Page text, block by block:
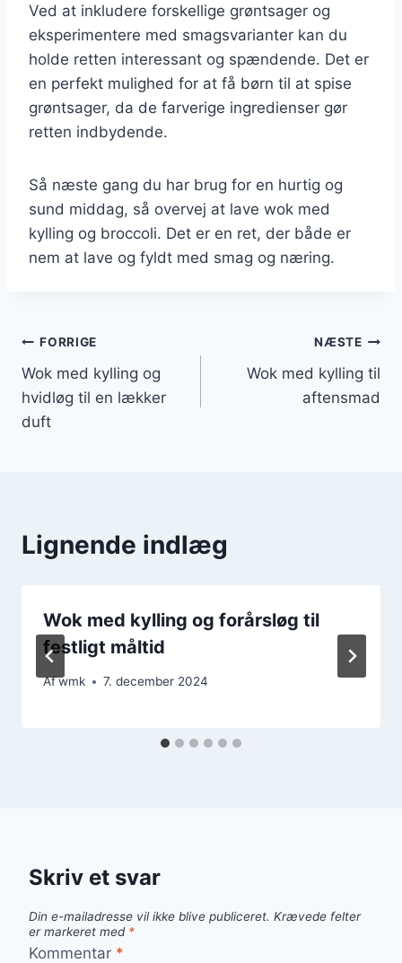
Ved at inkludere forskellige grøntsager og
eksperimentere med smagsvarianter kan du
holde retten interessant og spændende. Det er
en perfekt mulighed for at få børn til at spise
grøntsager, da de farverige ingredienser gør
retten indbydende.
Så næste gang du har brug for en hurtig og
sund middag, så overvej at lave wok med
kylling og broccoli. Det er en ret, der både er
nem at lave og fyldt med smag og næring.
Indlægsnavigation
FORRIGE
Wok med kylling og
hvidløg til en lækker
duft
NÆSTE
Wok med kylling til
aftensmad
Lignende indlæg
Wok med kylling og forårsløg til
festligt måltid
Afwmk 7. december 2024
Skriv et svar
Din e-mailadresse vil ikke blive publiceret. Krævede felter
er markeret med *
Kommentar *